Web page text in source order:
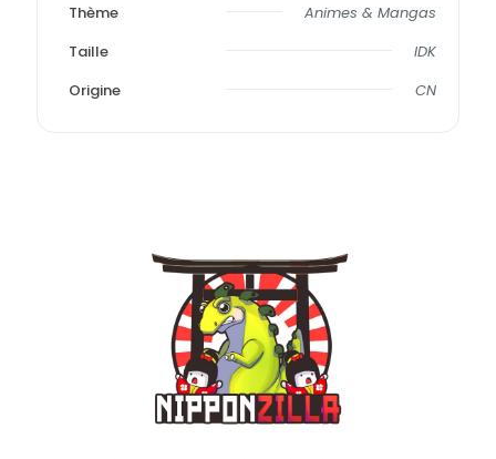
Thème
Animes & Mangas
Taille
IDK
Origine
CN